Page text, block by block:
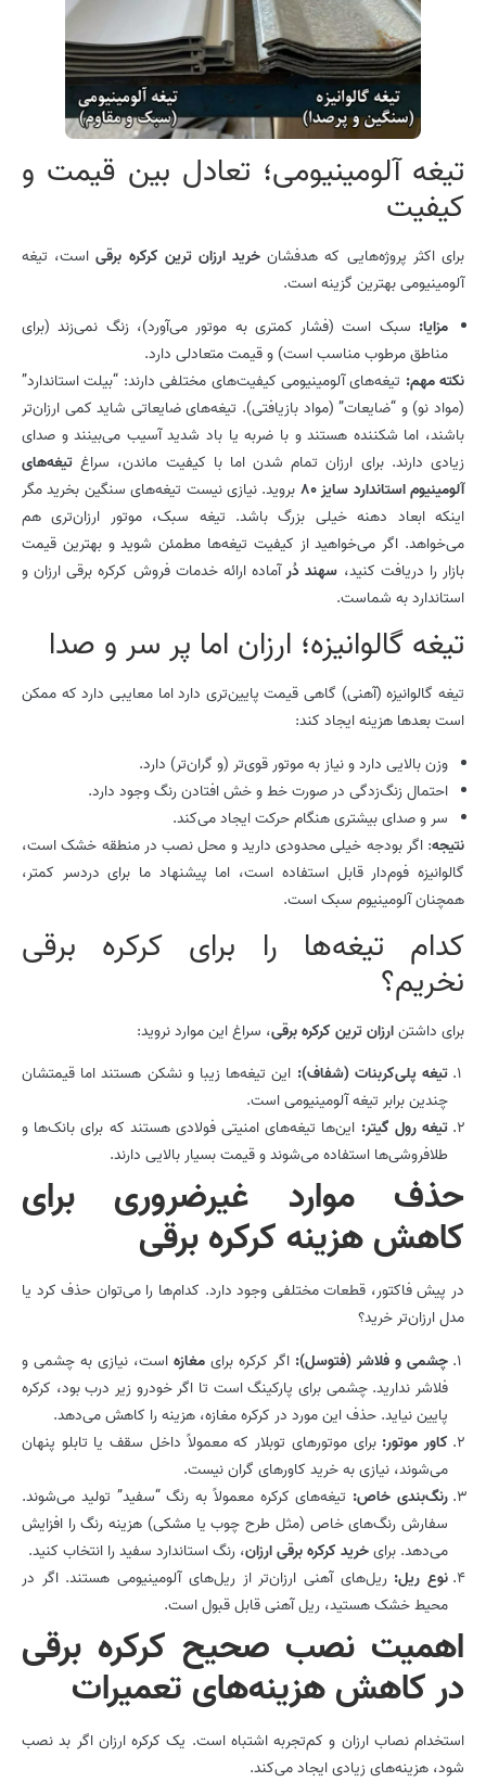
تیغه آلومینیومی؛ تعادل بین قیمت و
کیفیت
برای اکثر پروژه‌هایی که هدفشان خرید ارزان ترین کرکره برقیاست، تیغه
آلومینیومی بهترین گزینه است.
مزایا: سبک است (فشار کمتری به موتور می‌آورد)، زنگ نمی‌زند (برای
مناطق مرطوب مناسب است) و قیمت متعادلی دارد.
نکته مهم: تیغه‌های آلومینیومی کیفیت‌های مختلفی دارند: “بیلت استاندارد”
(مواد نو) و “ضایعات” (مواد بازیافتی). تیغه‌های ضایعاتی شاید کمی ارزان‌تر
باشند، اما شکننده هستند و با ضربه یا باد شدید آسیب می‌بینند و صدای
زیادی دارند. برای ارزان تمام شدن اما با کیفیت ماندن، سراغ تیغه‌های
آلومینیوم استاندارد سایز 80
بروید. نیازی نیست تیغه‌های سنگین بخرید مگر
اینکه ابعاد دهنه خیلی بزرگ باشد. تیغه سبک، موتور ارزان‌تری هم
می‌خواهد. اگر می‌خواهید از کیفیت تیغه‌ها مطمئن شوید و بهترین قیمت
بازار را دریافت کنید، سهند دُرآماده ارائه خدمات فروش کرکره برقی ارزان و
استاندارد به شماست.
تیغه گالوانیزه؛ ارزان اما پر سر و صدا
تیغه گالوانیزه (آهنی) گاهی قیمت پایین‌تری دارد اما معایبی دارد که ممکن
است بعدها هزینه ایجاد کند:
وزن بالایی دارد و نیاز به موتور قوی‌تر (و گران‌تر) دارد.
احتمال زنگ‌زدگی در صورت خط و خش افتادن رنگ وجود دارد.
سر و صدای بیشتری هنگام حرکت ایجاد می‌کند.
نتیجه: اگر بودجه خیلی محدودی دارید و محل نصب در منطقه خشک است،
گالوانیزه فوم‌دار قابل استفاده است، اما پیشنهاد ما برای دردسر کمتر،
همچنان آلومینیوم سبک است.
کدام تیغه‌ها را برای کرکره برقی
نخریم؟
برای داشتنارزان ترین کرکره برقی، سراغ این موارد نروید:
تیغه پلی‌کربنات (شفاف): این تیغه‌ها زیبا و نشکن هستند اما قیمتشان
چندین برابر تیغه آلومینیومی است.
تیغه رول گیتر: این‌ها تیغه‌های امنیتی فولادی هستند که برای بانک‌ها و
طلافروشی‌ها استفاده می‌شوند و قیمت بسیار بالایی دارند.
حذف موارد غیرضروری برای
کاهش هزینه کرکره برقی
در پیش فاکتور، قطعات مختلفی وجود دارد. کدام‌ها را می‌توان حذف کرد یا
مدل ارزان‌تر خرید؟
چشمی و فلاشر (فتوسل): اگر کرکره برای مغازه است، نیازی به چشمی و
فلاشر ندارید. چشمی برای پارکینگ است تا اگر خودرو زیر درب بود، کرکره
پایین نیاید. حذف این مورد در کرکره مغازه، هزینه را کاهش می‌دهد.
کاور موتور: برای موتورهای توبلار که معمولاً داخل سقف یا تابلو پنهان
می‌شوند، نیازی به خرید کاورهای گران نیست.
رنگ‌بندی خاص: تیغه‌های کرکره معمولاً به رنگ “سفید” تولید می‌شوند.
سفارش رنگ‌های خاص (مثل طرح چوب یا مشکی) هزینه رنگ را افزایش
می‌دهد. برایخرید کرکره برقی ارزان، رنگ استاندارد سفید را انتخاب کنید.
نوع ریل: ریل‌های آهنی ارزان‌تر از ریل‌های آلومینیومی هستند. اگر در
محیط خشک هستید، ریل آهنی قابل قبول است.
اهمیت نصب صحیح کرکره برقی
در کاهش هزینه‌های تعمیرات
استخدام نصاب ارزان و کم‌تجربه اشتباه است. یک کرکره ارزان اگر بد نصب
شود، هزینه‌های زیادی ایجاد می‌کند.